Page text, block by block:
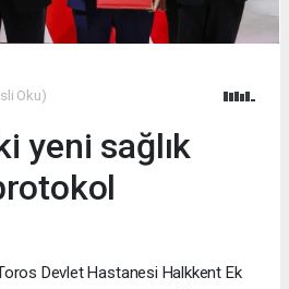
Oku)
yeni sağlık
Devlet Hastanesi Halkkent Ek